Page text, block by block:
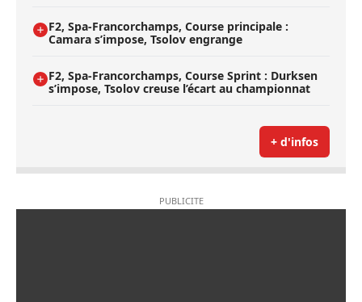
F2, Spa-Francorchamps, Course principale :
Camara s’impose, Tsolov engrange
F2, Spa-Francorchamps, Course Sprint : Durksen
s’impose, Tsolov creuse l’écart au championnat
+ d'infos